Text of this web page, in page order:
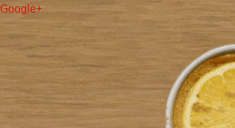
Google+